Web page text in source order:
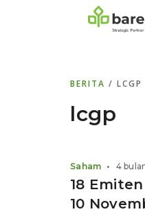
BERITA / LCGP
lcgp
18
10
Saham • 4